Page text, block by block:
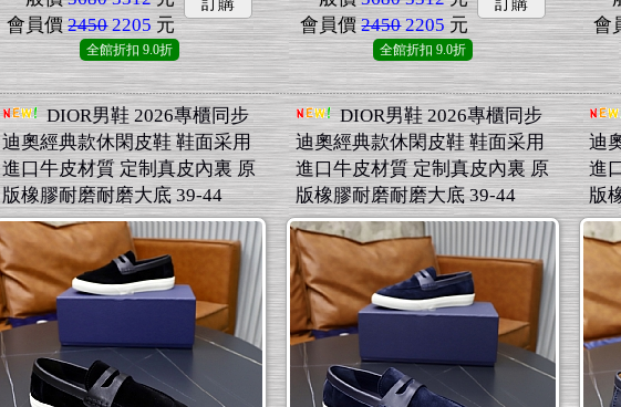
會員價 24502205 元
全館折扣 9.0折
會員價 24502205 元
全館折扣 9.0折
會
DIOR男鞋 2026專櫃同步
迪奧經典款休閑皮鞋 鞋面采用
進口牛皮材質 定制真皮內裏 原
版橡膠耐磨耐磨大底 39-44
DIOR男鞋 2026專櫃同步
迪奧經典款休閑皮鞋 鞋面采用
進口牛皮材質 定制真皮內裏 原
版橡膠耐磨耐磨大底 39-44
迪
進
版